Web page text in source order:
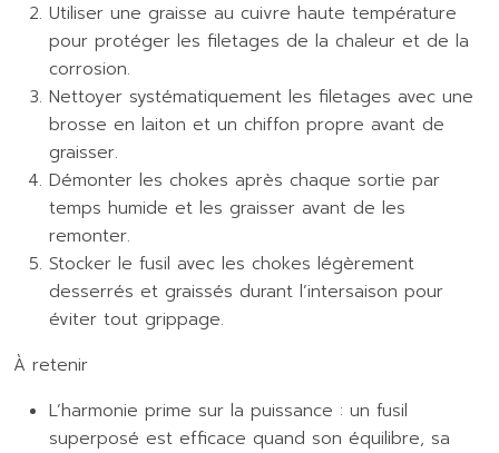
Utiliser une graisse au cuivre haute température
pour protéger les filetages de la chaleur et de la
corrosion.
Nettoyer systématiquement les filetages avec une
brosse en laiton et un chiffon propre avant de
graisser.
Démonter les chokes après chaque sortie par
temps humide et les graisser avant de les
remonter.
Stocker le fusil avec les chokes légèrement
desserrés et graissés durant l’intersaison pour
éviter tout grippage.
À retenir
L’harmonie prime sur la puissance : un fusil
superposé est efficace quand son équilibre, sa